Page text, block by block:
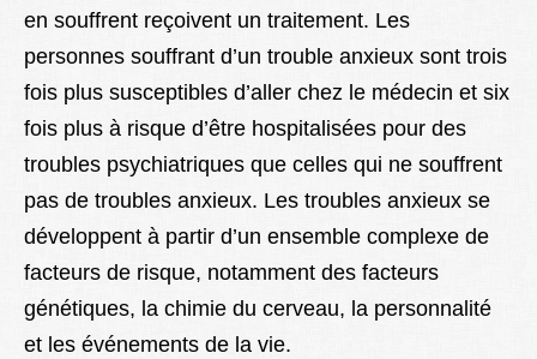
en souffrent reçoivent un traitement. Les
personnes souffrant d’un trouble anxieux sont trois
fois plus susceptibles d’aller chez le médecin et six
fois plus à risque d’être hospitalisées pour des
troubles psychiatriques que celles qui ne souffrent
pas de troubles anxieux. Les troubles anxieux se
développent à partir d’un ensemble complexe de
facteurs de risque, notamment des facteurs
génétiques, la chimie du cerveau, la personnalité
et les événements de la vie.